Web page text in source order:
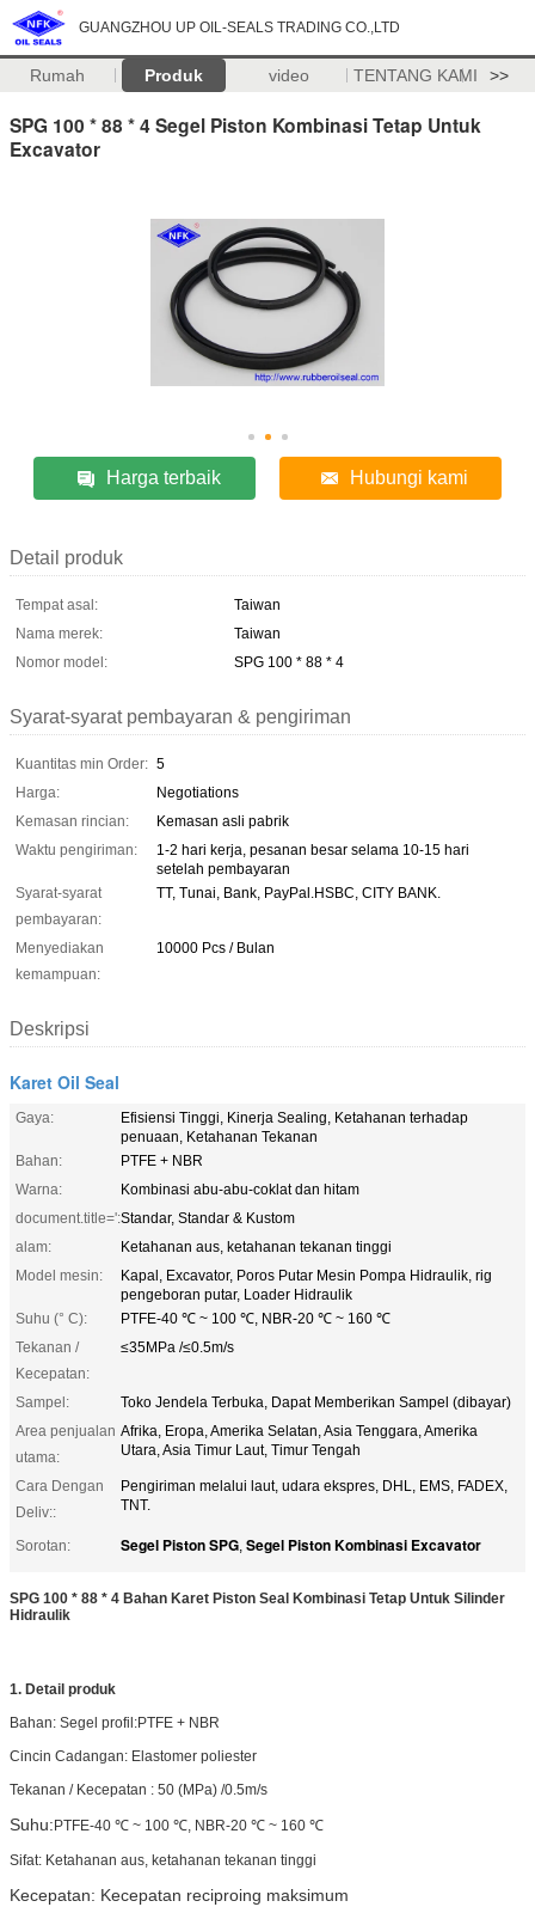
GUANGZHOU UP OIL-SEALS TRADING CO.,LTD
Rumah Produk video TENTANG KAMI >>
SPG 100 * 88 * 4 Segel Piston Kombinasi Tetap Untuk
Excavator
Harga terbaik Hubungi kami
Detail produk
Tempat asal:
Taiwan
Nama merek:
Taiwan
Nomor model:
SPG 100 * 88 * 4
Syarat-syarat pembayaran & pengiriman
Kuantitas min Order: 5
Harga:
Negotiations
Kemasan rincian:
Kemasan asli pabrik
Waktu pengiriman:
1-2 hari kerja, pesanan besar selama 10-15 hari
setelah pembayaran
Syarat-syarat
pembayaran:
TT, Tunai, Bank, PayPal.HSBC, CITY BANK.
Menyediakan
kemampuan:
10000 Pcs / Bulan
Deskripsi
Karet Oil Seal
Gaya:
Efisiensi Tinggi, Kinerja Sealing, Ketahanan terhadap
penuaan, Ketahanan Tekanan
Bahan:
PTFE + NBR
Warna:
Kombinasi abu-abu-coklat dan hitam
document.title=':Standar, Standar & Kustom
alam:
Ketahanan aus, ketahanan tekanan tinggi
Model mesin:
Kapal, Excavator, Poros Putar Mesin Pompa Hidraulik, rig
pengeboran putar, Loader Hidraulik
Suhu (° C):
PTFE-40 ℃ ~ 100 ℃, NBR-20 ℃ ~ 160 ℃
Tekanan /
Kecepatan:
≤35MPa /≤0.5m/s
Sampel:
Toko Jendela Terbuka, Dapat Memberikan Sampel (dibayar)
Area penjualan
utama:
Afrika, Eropa, Amerika Selatan, Asia Tenggara, Amerika
Utara, Asia Timur Laut, Timur Tengah
Cara Dengan
Deliv::
Pengiriman melalui laut, udara ekspres, DHL, EMS, FADEX,
TNT.
Sorotan: Segel Piston SPG, Segel Piston Kombinasi Excavator
SPG 100 * 88 * 4 Bahan Karet Piston Seal Kombinasi Tetap Untuk Silinder
Hidraulik
1. Detail produk
Bahan: Segel profil:PTFE + NBR
Cincin Cadangan: Elastomer poliester
Tekanan / Kecepatan : 50 (MPa) /0.5m/s
Suhu:PTFE-40 ℃ ~ 100 ℃, NBR-20 ℃ ~ 160 ℃
Sifat: Ketahanan aus, ketahanan tekanan tinggi
Kecepatan: Kecepatan reciproing maksimum